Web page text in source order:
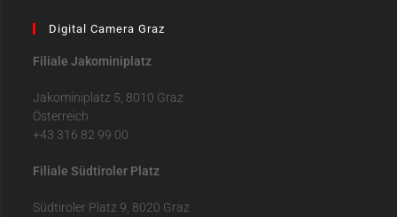
Digital Camera Graz
Filiale Jakominiplatz
Jakominiplatz 5, 8010 Graz
Österreich
+43 316 82 99 00
Filiale Südtiroler Platz
Südtiroler Platz 9, 8020 Graz